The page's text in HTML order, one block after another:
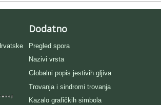
Dodatno
Pregled spora
Nazivi vrsta
Globalni popis jestivih gljiva
Trovanja i sindromi trovanja
Kazalo grafičkih simbola